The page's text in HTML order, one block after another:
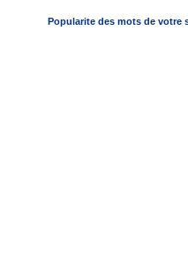
Popularite des mots de votre